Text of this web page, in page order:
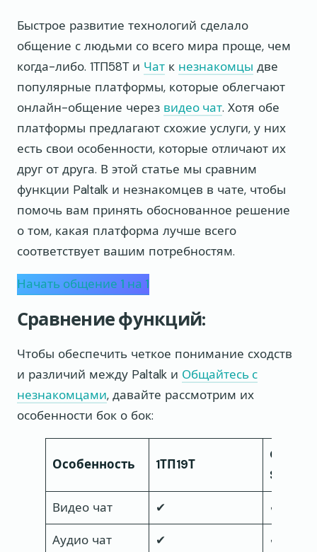
Быстрое развитие технологий сделало
общение с людьми со всего мира проще, чем
когда-либо. 1ТП58Т и Чат к незнакомцы две
популярные платформы, которые облегчают
онлайн-общение через видео чат. Хотя обе
платформы предлагают схожие услуги, у них
есть свои особенности, которые отличают их
друг от друга. В этой статье мы сравним
функции Paltalk и незнакомцев в чате, чтобы
помочь вам принять обоснованное решение
о том, какая платформа лучше всего
соответствует вашим потребностям.
Начать общение 1 на 1
Сравнение функций:
Чтобы обеспечить четкое понимание сходств
и различий между Paltalk и Общайтесь с
незнакомцами, давайте рассмотрим их
особенности бок о бок:
Особенность 1ТП19Т
Chat to
Видео чат ✔ ✔
Аудио чат ✔ ✔